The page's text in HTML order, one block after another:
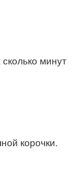
минут
корочки.